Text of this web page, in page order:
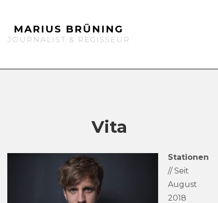
MARIUS BRÜNING
JOURNALIST & REGISSEUR
Vita
Stationen
// Seit
August
2018